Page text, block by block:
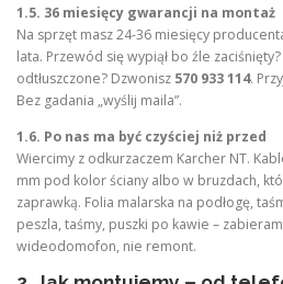
1.5. 36 miesięcy gwarancji na montaż
Na sprzęt masz 24-36 miesięcy
lata. Przewód się wypiął bo źle
odtłuszczone? Dzwonisz 570 933 114.
Bez gadania „wyślij maila”.
1.6. Po nas ma być czyściej niż przed
Wiercimy z odkurzaczem Karcher NT.
mm pod kolor ściany albo w bruzdach,
zaprawką. Folia malarska na podłogę,
peszla, taśmy, puszki po kawie –
wideodomofon, nie remont.